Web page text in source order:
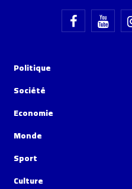
Politique
Société
Economie
Monde
Sport
Culture